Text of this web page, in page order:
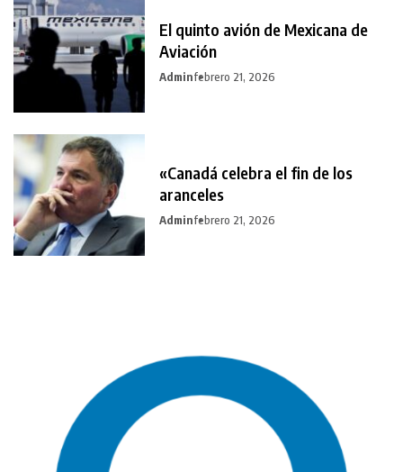
El quinto avión de Mexicana de
Aviación
Adminfebrero 21, 2026
«Canadá celebra el fin de los
aranceles
Adminfebrero 21, 2026